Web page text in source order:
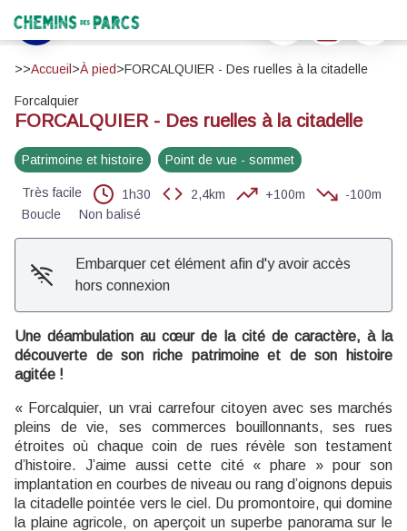
Chemins des Parcs
Voir l'image en plein écran
>>Accueil >À pied>FORCALQUIER - Des ruelles à la citadelle
Forcalquier
FORCALQUIER - Des ruelles à la citadelle
Patrimoine et histoire Point de vue - sommet
Très facile 1h30 2,4km +100m
-100m
Boucle
Non balisé
Embarquer cet élément afin d'y avoir accès
hors connexion
Une déambulation au cœur de la cité de caractère, à la
découverte de son riche patrimoine et de son histoire
agitée !
« Forcalquier, un vrai carrefour citoyen avec ses marchés
pleins de vie, ses commerces bouillonnants, ses rues
étroites où chaque coin de rues révèle son testament
d’histoire. J’aime aussi cette cité « phare » pour son
implantation en courbes de niveau ou rang d’oignons depuis
la citadelle pointée vers le ciel. Du promontoire, qui domine
la plaine agricole, on aperçoit un superbe panorama sur le